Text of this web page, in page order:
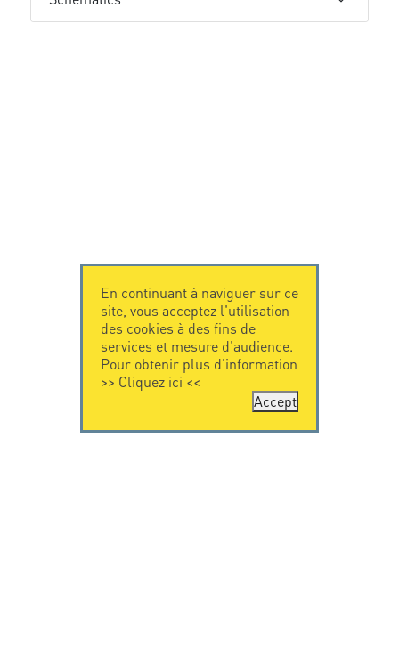
En continuant à naviguer sur ce
site, vous acceptez l'utilisation
des cookies à des fins de
services et mesure d'audience.
Pour obtenir plus d'information
>> Cliquez ici <<
Accept